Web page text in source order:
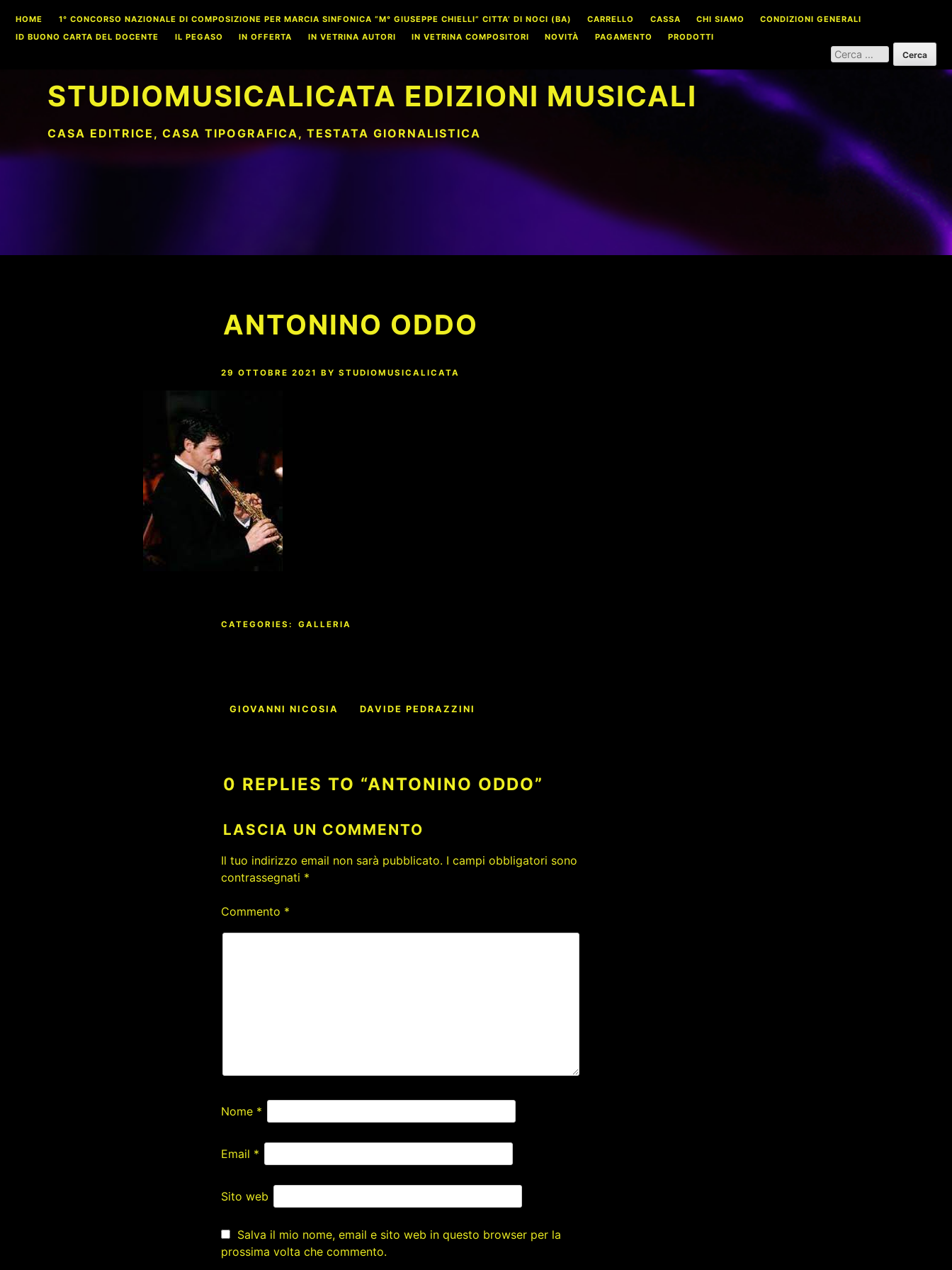
content
HOME 1° CONCORSO NAZIONALE DI COMPOSIZIONE PER MARCIA SINFONICA “M° GIUSEPPE CHIELLI” CITTA’ DI NOCI (BA) CARRELLO CASSA CHI SIAMO
CONDIZIONI GENERALI
ID BUONO CARTA DEL DOCENTE
IL PEGASO IN OFFERTA IN VETRINA AUTORI IN VETRINA COMPOSITORI NOVITÀ PAGAMENTO
PRODOTTI
RICERCA
PER:
STUDIOMUSICALICATA EDIZIONI MUSICALI
CASA EDITRICE, CASA TIPOGRAFICA, TESTATA GIORNALISTICA
ANTONINO ODDO
29 OTTOBRE 2021 BY STUDIOMUSICALICATA
CATEGORIES: GALLERIA
Navigazione
GIOVANNI NICOSIA DAVIDE PEDRAZZINI
0 REPLIES TO “ANTONINO ODDO”
LASCIA UN COMMENTO
Il tuo indirizzo email non sarà pubblicato. I campi obbligatori sono
contrassegnati *
Commento *
Nome *
Email *
Sito web
Salva il mio nome, email e sito web in questo browser per la
prossima volta che commento.